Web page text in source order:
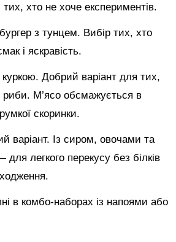
тих, хто не хоче експериментів.
з тунцем. Вибір тих, хто
і яскравість.
Добрий варіант для тих,
риби. М’ясо обсмажується в
скоринки.
варіант. Із сиром, овочами та
для легкого перекусу без білків
в комбо-наборах із напоями або